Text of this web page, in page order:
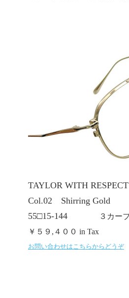
TAYLOR WITH
Col.02 Shirring Gold
55□15-144 ３カーブレ
￥５９,４００ in Tax
お問い合わせはこちらからどうぞ